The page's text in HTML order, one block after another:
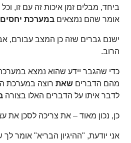
ביחד, מבלים זמן איכות זה עם זו,
אומר שהם נמצאיםבמערכת
ישנם גברים שזה כן המצב עבורם,
הרוב.
כדי שהגבר יידע שהוא נמצא במערכת
מהם הדבריםשאת רוצה במערכת
לדבר איתו על הדברים האלו בצורה
כן, נכון מאוד – את צריכה לסכן את
אני יודעת, "ההיגיון הבריא" אומר